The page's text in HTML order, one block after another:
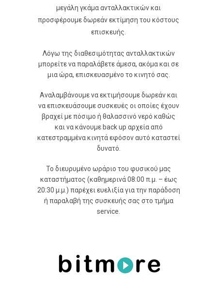
μεγάλη γκάμα ανταλλακτικών και
προσφέρουμε δωρεάν εκτίμηση του κόστους
επισκευής.
Λόγω της διαθεσιμότητας ανταλλακτικών
μπορείτε να παραλάβετε άμεσα, ακόμα και σε
μια ώρα, επισκευασμένο το κινητό σας.
Αναλαμβάνουμε να εκτιμήσουμε δωρεάν και
να επισκευάσουμε συσκευές οι οποίες έχουν
βραχεί με πόσιμο ή θαλασσινό νερό καθώς
και να κάνουμε back up αρχεία από
κατεστραμμένα κινητά εφόσον αυτό καταστεί
δυνατό.
Το διευρυμένο ωράριο του φυσικού μας
καταστήματος (καθημερινά 08:00 π.μ. – έως
20:30 μ.μ.) παρέχει ευελιξία για την παράδοση
ή παραλαβή της συσκευής σας στο τμήμα
service.